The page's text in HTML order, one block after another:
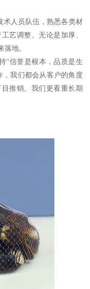
术人员队伍，熟悉各类材
艺调整。无论是加厚、
地。
“信誉是根本，品质是生
，我们都会从客户的角度
推销。我们更看重长期